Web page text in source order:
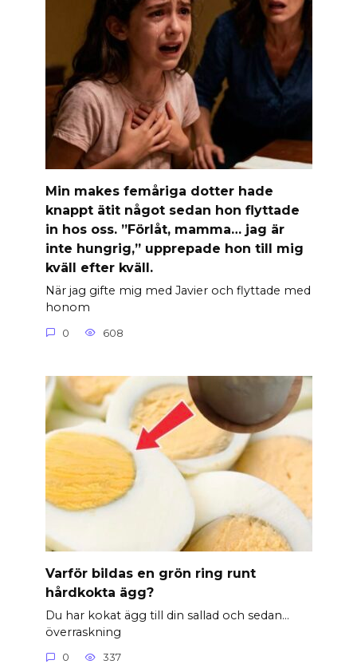
Min makes femåriga dotter hade
knappt ätit något sedan hon flyttade
in hos oss. ”Förlåt, mamma… jag är
inte hungrig,” upprepade hon till mig
kväll efter kväll.
När jag gifte mig med Javier och flyttade med
honom
0 608
Varför bildas en grön ring runt
hårdkokta ägg?
Du har kokat ägg till din sallad och sedan…
överraskning
0 337